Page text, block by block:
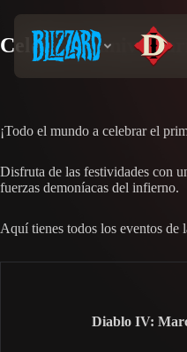
Celebra el
¡Todo el mundo a celebrar el
Disfruta de las festividades con
fuerzas demoníacas del infierno.
Aquí tienes todos los eventos de
Diablo IV: